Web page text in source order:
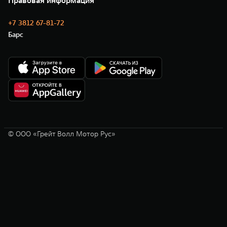
+7 3812 67-81-72
Барс
© ООО «Грейт Волл Мотор Рус»